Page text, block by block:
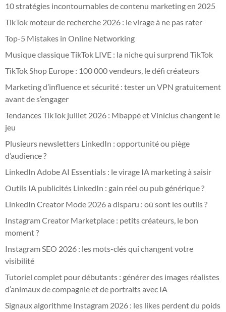
10 stratégies incontournables de contenu marketing en 2025
TikTok moteur de recherche 2026 : le virage à ne pas rater
Top-5 Mistakes in Online Networking
Musique classique TikTok LIVE : la niche qui surprend TikTok
TikTok Shop Europe : 100 000 vendeurs, le défi créateurs
Marketing d’influence et sécurité : tester un VPN gratuitement
avant de s’engager
Tendances TikTok juillet 2026 : Mbappé et Vinícius changent le
jeu
Plusieurs newsletters LinkedIn : opportunité ou piège
d’audience ?
LinkedIn Adobe AI Essentials : le virage IA marketing à saisir
Outils IA publicités LinkedIn : gain réel ou pub générique ?
LinkedIn Creator Mode 2026 a disparu : où sont les outils ?
Instagram Creator Marketplace : petits créateurs, le bon
moment ?
Instagram SEO 2026 : les mots-clés qui changent votre
visibilité
Tutoriel complet pour débutants : générer des images réalistes
d’animaux de compagnie et de portraits avec IA
Signaux algorithme Instagram 2026 : les likes perdent du poids